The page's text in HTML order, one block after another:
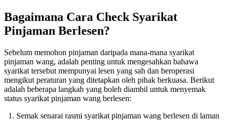
Bagaimana Cara Check Syarikat
Pinjaman Berlesen?
Sebelum memohon pinjaman daripada mana-mana syarikat
pinjaman wang, adalah penting untuk mengesahkan bahawa
syarikat tersebut mempunyai lesen yang sah dan beroperasi
mengikut peraturan yang ditetapkan oleh pihak berkuasa. Berikut
adalah beberapa langkah yang boleh diambil untuk menyemak
status syarikat pinjaman wang berlesen:
Semak senarai rasmi syarikat pinjaman wang berlesen di laman